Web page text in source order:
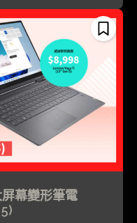
屏幕變形筆電